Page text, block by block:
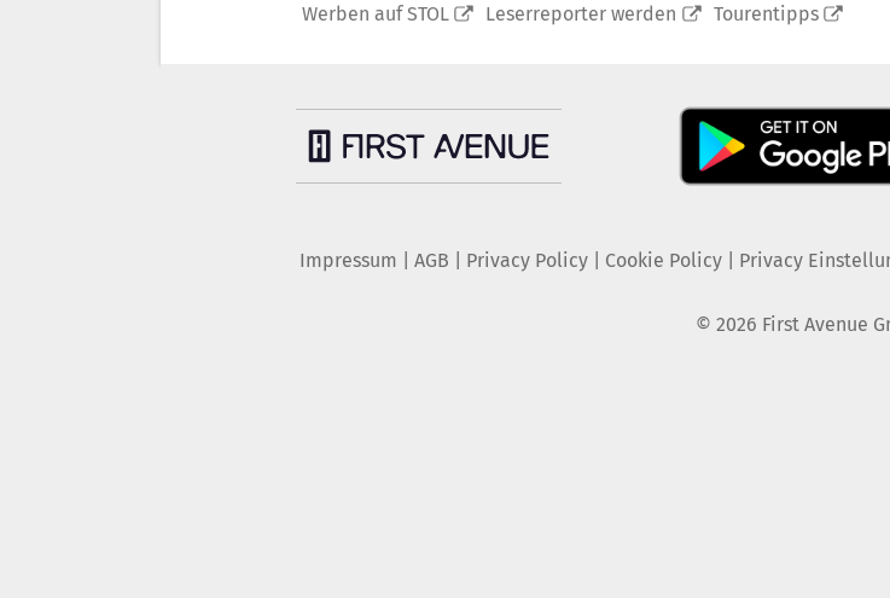
Werben auf STOL Leserreporter werden Tourentipps
Impressum AGB Privacy Policy| Cookie Policy| Privacy
© 2026 First Avenue